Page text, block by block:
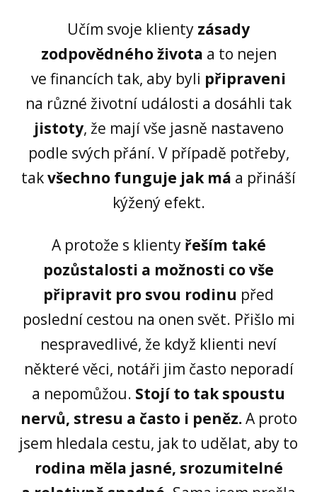
Učím svoje klienty zásady
zodpovědného života a to nejen
ve financích tak, aby byli připraveni
na různé životní události a dosáhli tak
jistoty, že mají vše jasně nastaveno
podle svých přání. V případě potřeby,
takvšechno funguje jak má a přináší
kýžený efekt.
A protože s klienty řeším také
pozůstalosti a možnosti co vše
připravit pro svou rodinu před
poslední cestou na onen svět. Přišlo mi
nespravedlivé, že když klienti neví
některé věci, notáři jim často neporadí
a nepomůžou. Stojí to tak spoustu
nervů, stresu a často i peněz.A proto
jsem hledala cestu, jak to udělat, aby to
rodina měla jasné, srozumitelné